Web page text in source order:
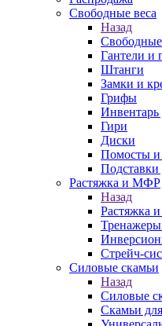
Свободные веса
Назад
Свободные
Гантели и
Штанги
Замки и
Грифы
Инвентарь
Гири
Диски
Помосты
Подставки
Растяжка и МФР
Назад
Растяжка
Тренажеры
Стрейч-
Силовые скамьи
Назад
Силовые
Скамьи